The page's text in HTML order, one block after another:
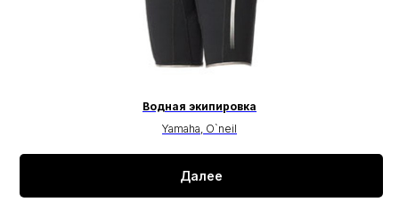
Водная экипировка
Yamaha, O`neil
Далее